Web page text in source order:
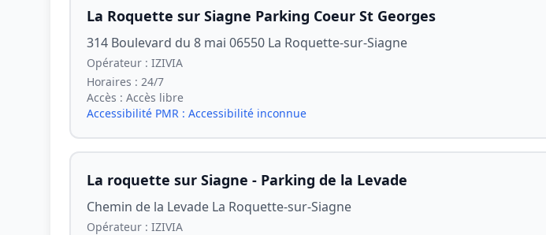
La Roquette sur Siagne Parking Coeur St Georges
314 Boulevard du 8 mai 06550 La Roquette-sur-Siagne
Opérateur : IZIVIA
Horaires : 24/7
Accès : Accès libre
Accessibilité PMR : Accessibilité inconnue
La roquette sur Siagne - Parking de la Levade
Chemin de la Levade La Roquette-sur-Siagne
Opérateur : IZIVIA